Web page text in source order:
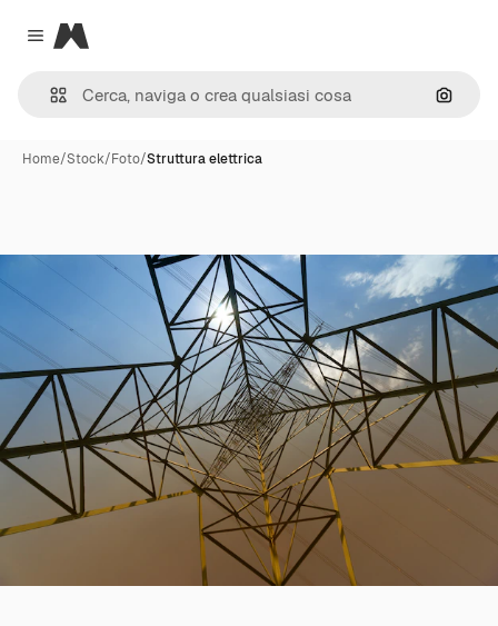
Close menu
Magnific
Cerca
Home/Stock/Foto/Struttura elettrica